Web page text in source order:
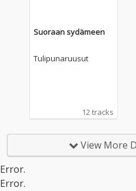
Suoraan sydämeen
Tulipunaruusut
12 tracks
View More
Error.
Error.